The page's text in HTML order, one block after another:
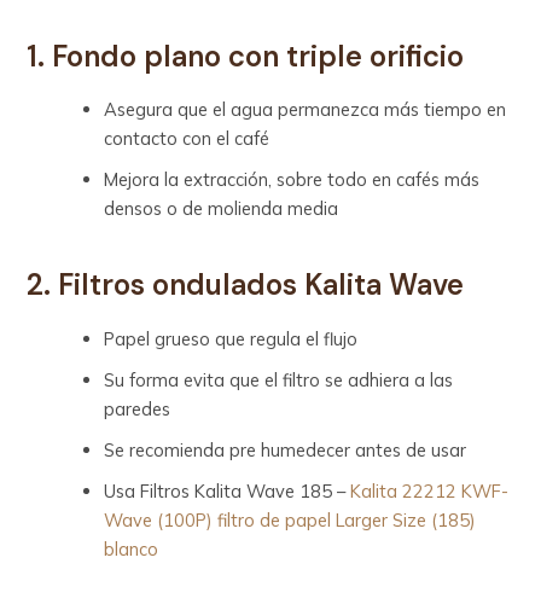
1. Fondo plano con triple orificio
Asegura que el agua permanezca más tiempo en
contacto con el café
Mejora la extracción, sobre todo en cafés más
densos o de molienda media
2. Filtros ondulados Kalita Wave
Papel grueso que regula el flujo
Su forma evita que el filtro se adhiera a las
paredes
Se recomienda pre humedecer antes de usar
Usa Filtros Kalita Wave 185 –Kalita 22212 KWF-
Wave (100P) filtro de papel Larger Size (185)
blanco